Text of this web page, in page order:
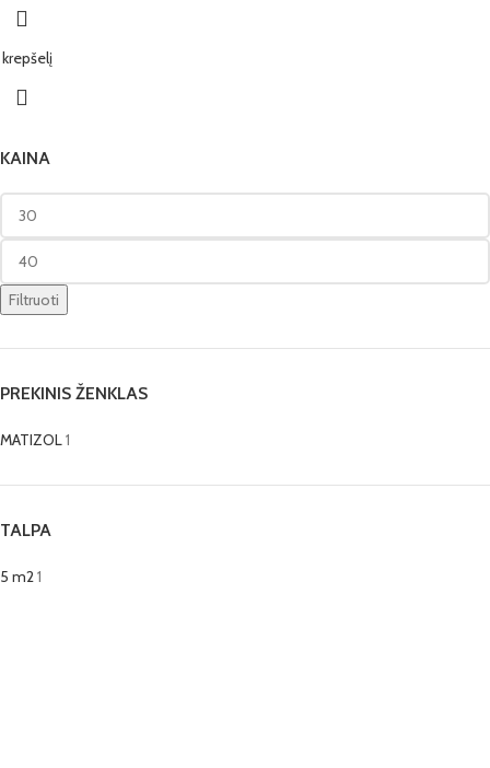
KAINA
Filtruoti
PREKINIS ŽENKLAS
MATIZOL1
TALPA
5 m21